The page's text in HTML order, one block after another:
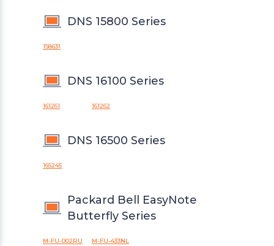
УВЕДОМИТЬ О НАЛИЧИИ
DNS 15800 Series
158631
DNS 16100 Series
161261 161262
DNS 16500 Series
165245
Packard Bell EasyNote
Butterfly Series
M-FU-002RU M-FU-433NL